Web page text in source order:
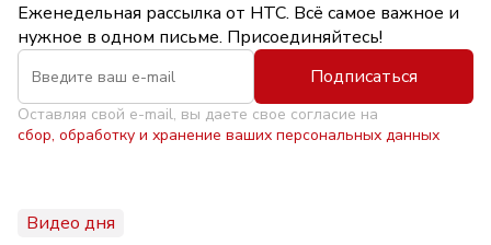
Еженедельная рассылка от НТС. Всё самое важное и
нужное в одном письме. Присоединяйтесь!
Подписаться
Оставляя свой e-mail, вы даете свое согласие на
сбор, обработку и хранение ваших персональных данных
Видео дня